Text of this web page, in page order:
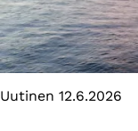
Uutinen 12.6.2026